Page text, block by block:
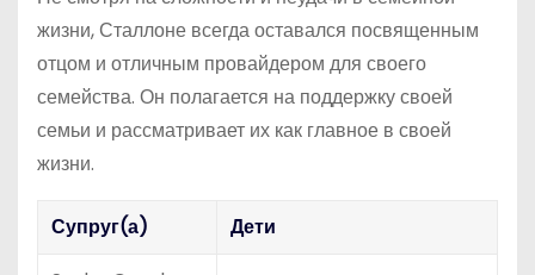
жизни, Сталлоне всегда оставался посвященным
отцом и отличным провайдером для своего
семейства. Он полагается на поддержку своей
семьи и рассматривает их как главное в своей
жизни.
Супруг(а)
Дети